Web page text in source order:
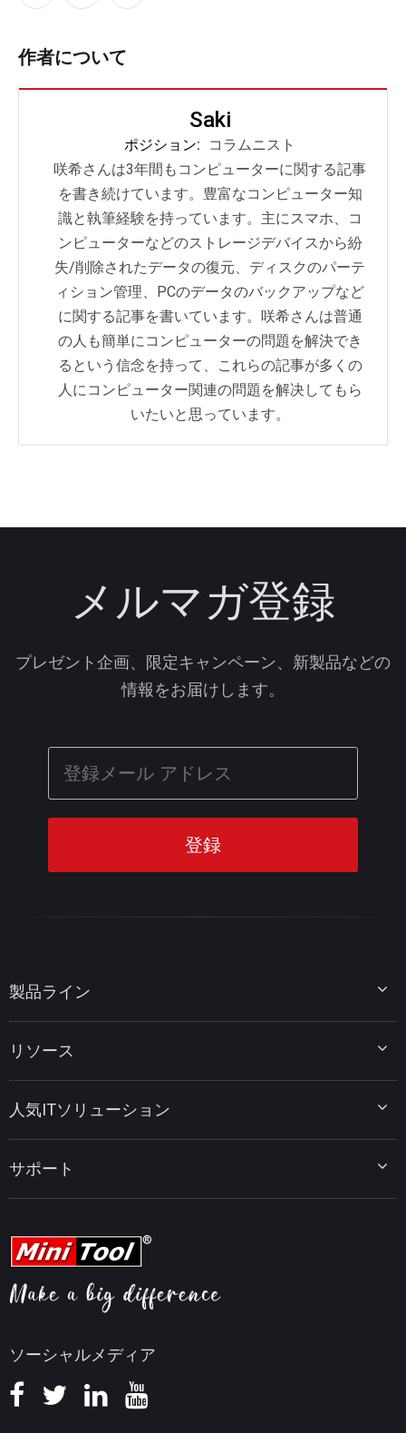
作者について
Saki
ポジション:
コラムニスト
咲希さんは3年間もコンピューターに関する記事
を書き続けています。豊富なコンピューター知
識と執筆経験を持っています。主にスマホ、コ
ンピューターなどのストレージデバイスから紛
失/削除されたデータの復元、ディスクのパーテ
ィション管理、PCのデータのバックアップなど
に関する記事を書いています。咲希さんは普通
の人も簡単にコンピューターの問題を解決でき
るという信念を持って、これらの記事が多くの
人にコンピューター関連の問題を解决してもら
いたいと思っています。
メルマガ登録
プレゼント企画、限定キャンペーン、新製品などの
情報をお届けします。
ソーシャルメディア
製品ライン
MiniTool Power Data Recovery
MiniTool PDF Editor
MiniTool MovieMaker
MiniTool uTube Downloader
リソース
データ復元ヒント
PDF編集ヒント
動画編集ヒント
ビデオ変換ヒント
画面録画ヒント
知識ベース
人気ITソリューション
MiniTool ニュースセンター
サポート
ヘルプ